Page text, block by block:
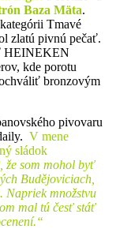
Baza Mäta.
Tmavé
zlatú pivnú pečať.
HEINEKEN
kde porotu
bronzovým
pivovaru
V mene
sládok
že som mohol byť
Budějoviciach,
Napriek množstvu
mal tú česť stáť